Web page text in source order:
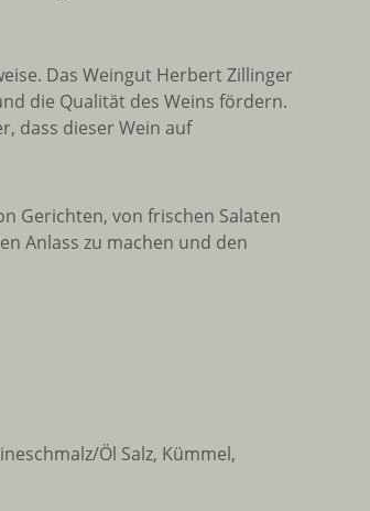
Das Weingut Herbert Zillinger
die Qualität des Weins fördern.
dass dieser Wein auf
Gerichten, von frischen Salaten
Anlass zu machen und den
Öl Salz, Kümmel,